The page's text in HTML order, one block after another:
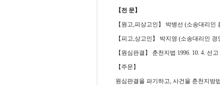
【전 문】
【원고,피상고인】 박병선 (소송대리
【피고,상고인】 박지영 (소송대리인
【원심판결】 춘천지법 1996. 10. 4. 선
【주문】
원심판결을 파기하고, 사건을 춘천지방